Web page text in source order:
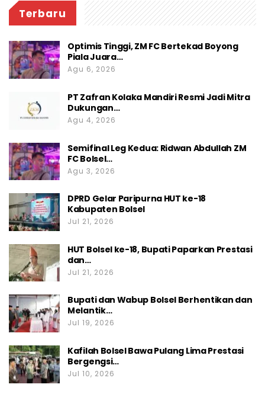
Terbaru
Optimis Tinggi, ZM FC Bertekad Boyong
Piala Juara…
Agu 6, 2026
PT Zafran Kolaka Mandiri Resmi Jadi Mitra
Dukungan…
Agu 4, 2026
Semifinal Leg Kedua: Ridwan Abdullah ZM
FC Bolsel…
Agu 3, 2026
DPRD Gelar Paripurna HUT ke-18
Kabupaten Bolsel
Jul 21, 2026
HUT Bolsel ke-18, Bupati Paparkan Prestasi
dan…
Jul 21, 2026
Bupati dan Wabup Bolsel Berhentikan dan
Melantik…
Jul 19, 2026
Kafilah Bolsel Bawa Pulang Lima Prestasi
Bergengsi…
Jul 10, 2026